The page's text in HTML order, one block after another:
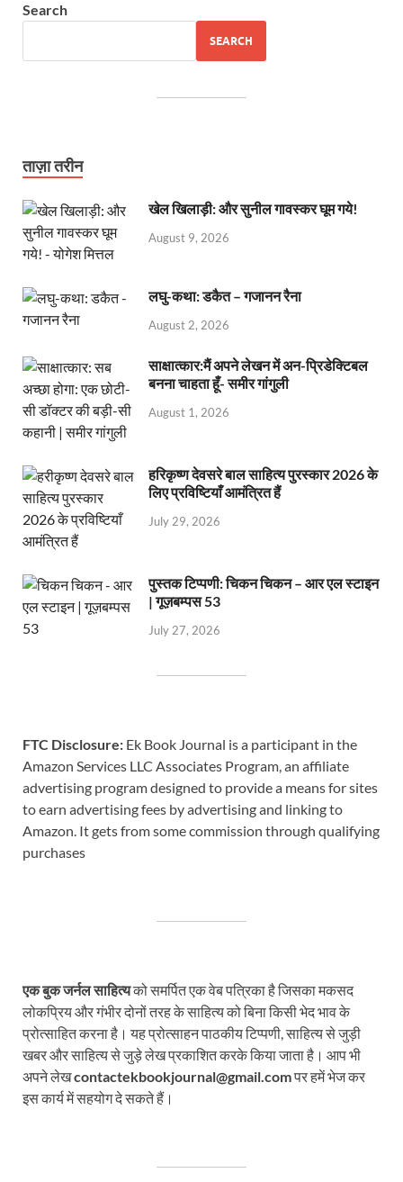
Search
SEARCH
ताज़ा तरीन
खेल खिलाड़ी: और सुनील गावस्कर घूम गये!
August 9, 2026
लघु-कथा: डकैत – गजानन रैना
August 2, 2026
साक्षात्कार:मैं अपने लेखन में अन-प्रिडेक्टिबल
बनना चाहता हूँ- समीर गांगुली
August 1, 2026
हरिकृष्ण देवसरे बाल साहित्य पुरस्कार 2026 के
लिए प्रविष्टियाँ आमंत्रित हैं
July 29, 2026
पुस्तक टिप्पणी: चिकन चिकन – आर एल स्टाइन
| गूज़बम्पस 53
July 27, 2026
FTC Disclosure: Ek Book Journal is a participant in the
Amazon Services LLC Associates Program, an affiliate
advertising program designed to provide a means for sites
to earn advertising fees by advertising and linking to
Amazon. It gets from some commission through qualifying
purchases
एक बुक जर्नल साहित्यको समर्पित एक वेब पत्रिका है जिसका मकसद
लोकप्रिय और गंभीर दोनों तरह के साहित्य को बिना किसी भेद भाव के
प्रोत्साहित करना है। यह प्रोत्साहन पाठकीय टिप्पणी, साहित्य से जुड़ी
खबर और साहित्य से जुड़े लेख प्रकाशित करके किया जाता है। आप भी
अपने लेखcontactekbookjournal@gmail.comपर हमें भेज कर
इस कार्य में सहयोग दे सकते हैं।